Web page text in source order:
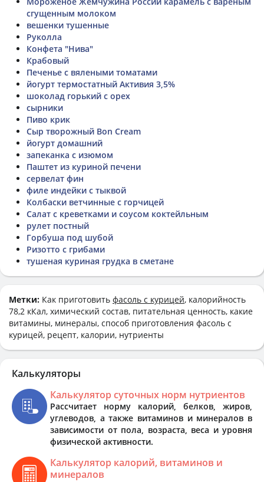
сгущенным молоком
вешенки тушенные
Руколла
Конфета "Нива"
Крабовый
Печенье с вялеными томатами
йогурт термостатный Активия 3,5%
шоколад горький с орех
сырники
Пиво крик
Сыр творожный Bon Cream
йогурт домашний
запеканка с изюмом
Паштет из куриной печени
сервелат фин
филе индейки с тыквой
Колбаски ветчинные с горчицей
Салат с креветками и соусом коктейльным
рулет постный
Горбуша под шубой
Ризотто с грибами
тушеная куриная грудка в сметане
Метки: Как приготовить фасоль с курицей, калорийность
78,2 кКал, химический состав, питательная ценность, какие
витамины, минералы, способ приготовления фасоль с
курицей, рецепт, калории, нутриенты
Калькуляторы
Калькулятор суточных норм нутриентов
Рассчитает норму калорий, белков, жиров,
углеводов, а также витаминов и минералов в
зависимости от пола, возраста, веса и уровня
физической активности.
Калькулятор калорий, витаминов и
минералов